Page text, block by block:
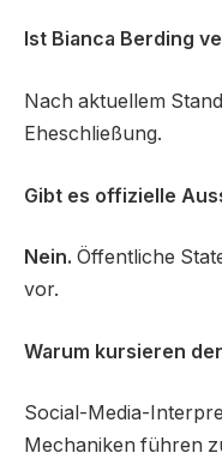
Ist Bianca Berding
Nach aktuellem
Eheschließung.
Gibt es offizielle
Nein. Öffentliche
vor.
Warum kursieren
Social-Media-
Mechaniken führen